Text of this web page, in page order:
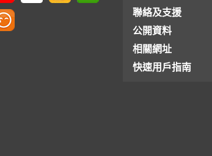
聯絡及支援
公開資料
相關網址
快速用戶指南